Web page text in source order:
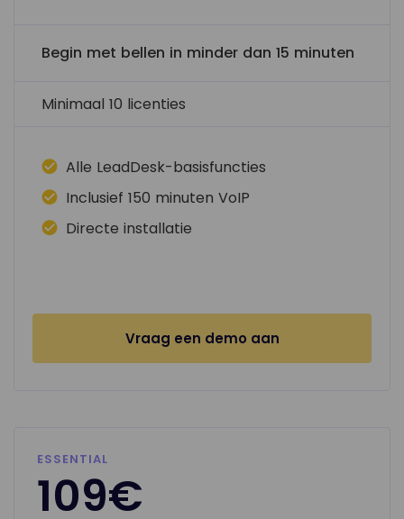
Begin met bellen in minder dan 15 minuten
Minimaal 10 licenties
Alle LeadDesk-basisfuncties
Inclusief 150 minuten VoIP
Directe installatie
Vraag een demo aan
ESSENTIAL
109€